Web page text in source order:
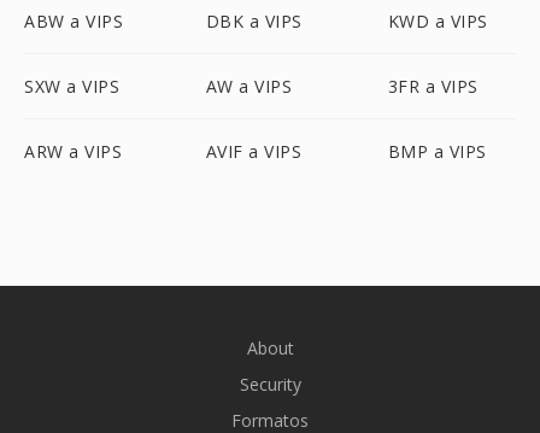
ABW a VIPS DBK a VIPS KWD a VIPS
SXW a VIPS AW a VIPS 3FR a VIPS
ARW a VIPS AVIF a VIPS BMP a VIPS
About
Security
Formatos